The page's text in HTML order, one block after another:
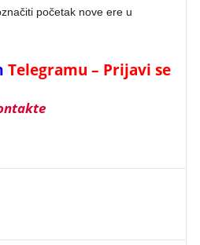
početak nove ere u
Telegramu – Prijavi se